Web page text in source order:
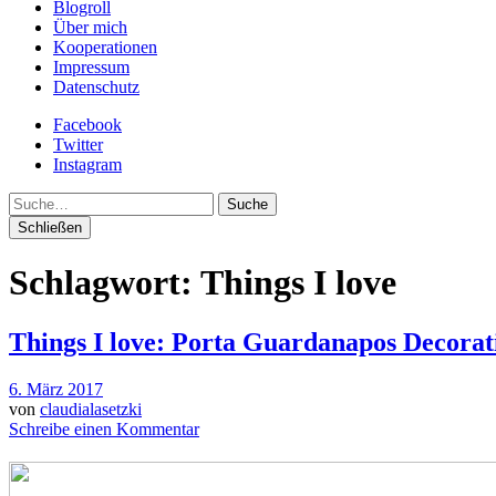
Blogroll
Über mich
Kooperationen
Impressum
Datenschutz
Facebook
Twitter
Instagram
Suche
Schließen
Schlagwort: Things I love
Things I love: Porta Guardanapos
6. März 2017
von claudialasetzki
Schreibe einen Kommentar